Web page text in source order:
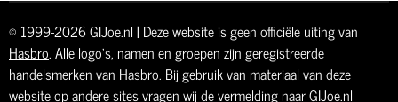
© 1999-2026 GIJoe.nl | Deze website is geen officiële uiting van
Hasbro. Alle logo's, namen en groepen zijn geregistreerde
handelsmerken van Hasbro. Bij gebruik van materiaal van deze
website op andere sites vragen wij de vermelding naar GIJoe.nl